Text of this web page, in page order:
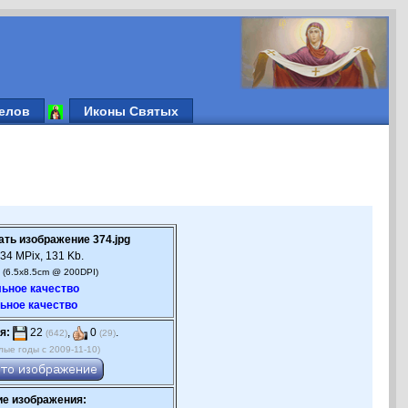
Иконы Святых
изображение 374.jpg
MPix, 131 Kb.
@ 200DPI)
качество
качество
22 (642), 0 (29).
годы с 2009-11-10)
изображения: